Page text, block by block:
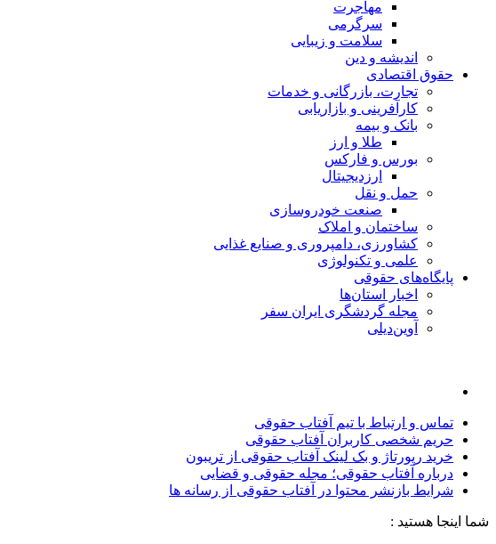
مهاجرت
سرگرمی
سلامت و زیبایی
اندیشه و دین
حقوق اقتصادی
تجارت، بازرگانی و خدمات
کارآفرینی و بازاریابی
بانک و بیمه
طلا و ارز
بورس و فارکس
ارزدیجیتال
حمل و نقل
صنعت خودروسازی
ساختمان و املاک
کشاورزی، دامپروری و صنایع غذایی
علمی و تکنولوژی
پایگاه‌های حقوقی
اخبار استان‌ها
مجله گردشگری ایران سفر
آوین‌دیلی
تماس و ارتباط با تیم آفتاب حقوقی
حریم شخصی کاربران آفتاب حقوقی
خرید رپورتاژ و بک لینک آفتاب حقوقی از تریبون
درباره آفتاب حقوقی؛ مجله حقوقی و قضایی
شرایط بازنشر محتوا در آفتاب حقوقی از رسانه ها
شما اینجا هستید :